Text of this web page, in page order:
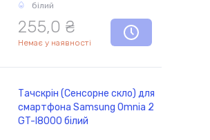
білий
255,0 ₴
Немає у наявності
Тачскрін (Сенсорне скло) для
смартфона Samsung Omnia 2
GT-I8000 білий